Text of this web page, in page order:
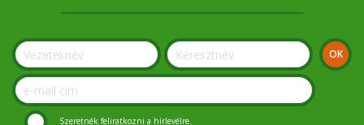
Szeretnék feliratkozni a hírlevélre.